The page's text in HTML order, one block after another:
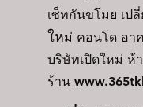
เซ็ทกันขโมย เป
ใหม่ คอนโด อา
บริษัทเปิดใหม่ ห้
ร้าน